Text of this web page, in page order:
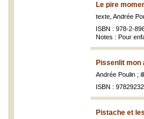
Le pire
texte, Andrée
ISBN : 978-2-
Notes : Pour
Pissenlit mon
Andrée Poulin ;
ISBN :
Pistache et